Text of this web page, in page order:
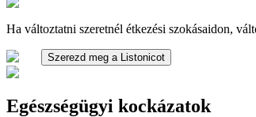
Ha változtatni szeretnél étkezési szokásaidon,
Szerezd meg a Listonicot
Egészségügyi kockázatok